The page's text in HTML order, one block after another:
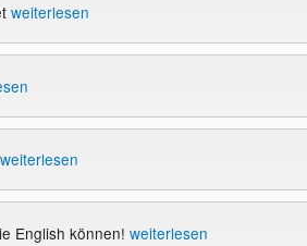
weiterlesen
weiterlesen
English können! weiterlesen